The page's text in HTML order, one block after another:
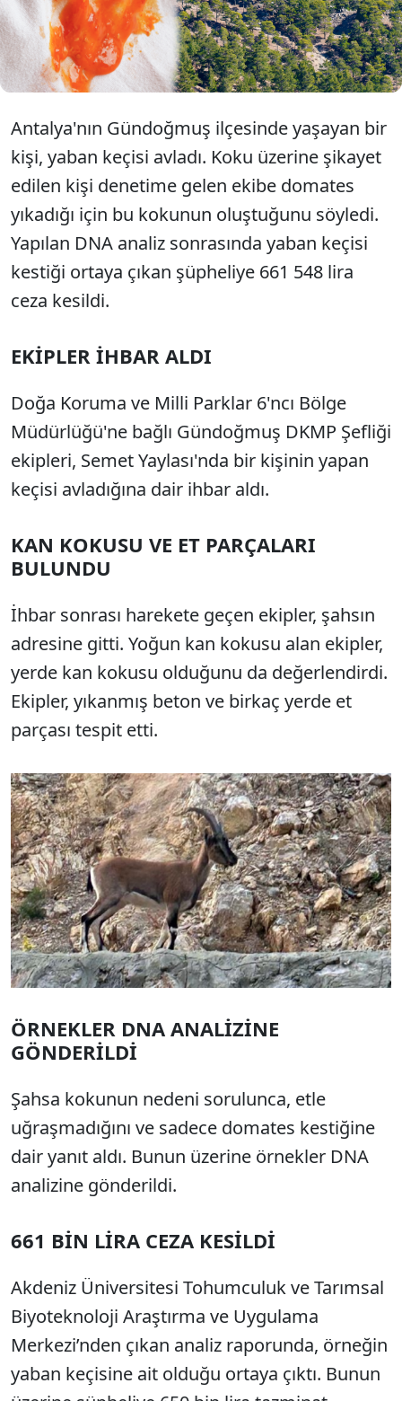
savundu.
Antalya'nın Gündoğmuş ilçesinde yaşayan bir
kişi, yaban keçisi avladı. Koku üzerine şikayet
edilen kişi denetime gelen ekibe domates
yıkadığı için bu kokunun oluştuğunu söyledi.
Yapılan DNA analiz sonrasında yaban keçisi
kestiği ortaya çıkan şüpheliye 661 548 lira
ceza kesildi.
EKİPLER İHBAR ALDI
Doğa Koruma ve Milli Parklar 6'ncı Bölge
Müdürlüğü'ne bağlı Gündoğmuş DKMP Şefliği
ekipleri, Semet Yaylası'nda bir kişinin yapan
keçisi avladığına dair ihbar aldı.
KAN KOKUSU VE ET PARÇALARI
BULUNDU
İhbar sonrası harekete geçen ekipler, şahsın
adresine gitti. Yoğun kan kokusu alan ekipler,
yerde kan kokusu olduğunu da değerlendirdi.
Ekipler, yıkanmış beton ve birkaç yerde et
parçası tespit etti.
ÖRNEKLER DNA ANALİZİNE
GÖNDERİLDİ
Şahsa kokunun nedeni sorulunca, etle
uğraşmadığını ve sadece domates kestiğine
dair yanıt aldı. Bunun üzerine örnekler DNA
analizine gönderildi.
661 BİN LİRA CEZA KESİLDİ
Akdeniz Üniversitesi Tohumculuk ve Tarımsal
Biyoteknoloji Araştırma ve Uygulama
Merkezi’nden çıkan analiz raporunda, örneğin
yaban keçisine ait olduğu ortaya çıktı. Bunun